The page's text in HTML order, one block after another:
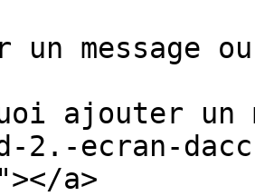
un message
ajouter un
2.-ecran-
a>